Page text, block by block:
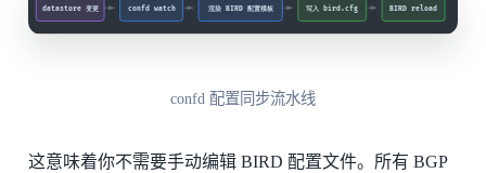
confd 配置同步流水线
这意味着你不需要手动编辑 BIRD 配置文件。所有 BGP